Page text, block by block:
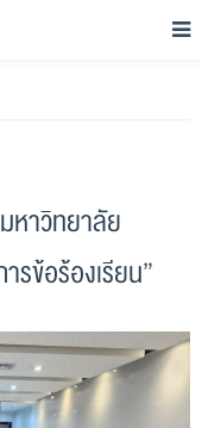
หาวิทยาลัย
รข้อร้องเรียน”